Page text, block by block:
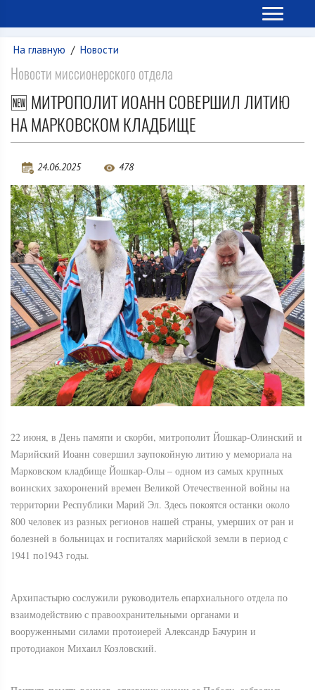
На главную / Новости
Новости миссионерского отдела
🆕 МИТРОПОЛИТ ИОАНН СОВЕРШИЛ ЛИТИЮ
НА МАРКОВСКОМ КЛАДБИЩЕ
24.06.2025 478
22 июня, в День памяти и скорби, митрополит Йошкар-Олинский и
Марийский Иоанн совершил заупокойную литию у мемориала на
Марковском кладбище Йошкар-Олы – одном из самых крупных
воинских захоронений времен Великой Отечественной войны на
территории Республики Марий Эл. Здесь покоятся останки около
800 человек из разных регионов нашей страны, умерших от ран и
болезней в больницах и госпиталях марийской земли в период с
1941 по1943 годы.
Архипастырю сослужили руководитель епархиального отдела по
взаимодействию с правоохранительными органами и
вооруженными силами протоиерей Александр Бачурин и
протодиакон Михаил Козловский.